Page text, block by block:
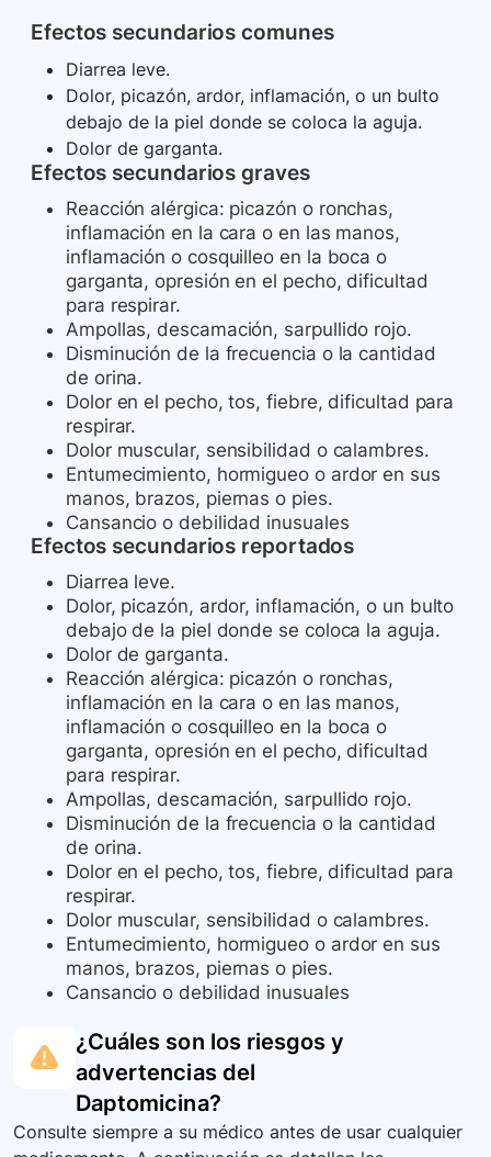
Efectos secundarios comunes
Diarrea leve.
Dolor, picazón, ardor, inflamación, o un bulto
debajo de la piel donde se coloca la aguja.
Dolor de garganta.
Efectos secundarios graves
Reacción alérgica: picazón o ronchas,
inflamación en la cara o en las manos,
inflamación o cosquilleo en la boca o
garganta, opresión en el pecho, dificultad
para respirar.
Ampollas, descamación, sarpullido rojo.
Disminución de la frecuencia o la cantidad
de orina.
Dolor en el pecho, tos, fiebre, dificultad para
respirar.
Dolor muscular, sensibilidad o calambres.
Entumecimiento, hormigueo o ardor en sus
manos, brazos, piernas o pies.
Cansancio o debilidad inusuales
Efectos secundarios reportados
Diarrea leve.
Dolor, picazón, ardor, inflamación, o un bulto
debajo de la piel donde se coloca la aguja.
Dolor de garganta.
Reacción alérgica: picazón o ronchas,
inflamación en la cara o en las manos,
inflamación o cosquilleo en la boca o
garganta, opresión en el pecho, dificultad
para respirar.
Ampollas, descamación, sarpullido rojo.
Disminución de la frecuencia o la cantidad
de orina.
Dolor en el pecho, tos, fiebre, dificultad para
respirar.
Dolor muscular, sensibilidad o calambres.
Entumecimiento, hormigueo o ardor en sus
manos, brazos, piernas o pies.
Cansancio o debilidad inusuales
¿Cuáles son los riesgos y
advertencias del
Daptomicina?
Consulte siempre a su médico antes de usar cualquier